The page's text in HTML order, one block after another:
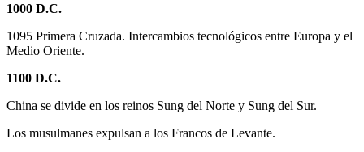
1000 D.C.
1095 Primera Cruzada. Intercambios tecnológicos entre Europa y el
Medio Oriente.
1100 D.C.
China se divide en los reinos Sung del Norte y Sung del Sur.
Los musulmanes expulsan a los Francos de Levante.